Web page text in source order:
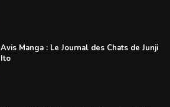
Avis Manga : Le Journal des Chats de Junji
Ito